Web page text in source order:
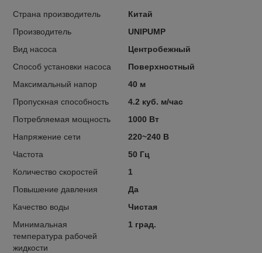
Страна производитель
Китай
Производитель
UNIPUMP
Вид насоса
Центробежный
Способ установки насоса
Поверхностный
Максимальный напор
40 м
Пропускная способность
4.2 куб. м/час
Потребляемая мощность
1000 Вт
Напряжение сети
220~240 В
Частота
50 Гц
Количество скоростей
1
Повышение давления
Да
Качество воды
Чистая
Минимальная
температура рабочей
жидкости
1 град.